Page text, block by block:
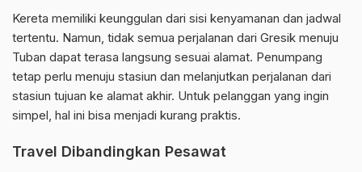
Kereta memiliki keunggulan dari sisi kenyamanan dan jadwal
tertentu. Namun, tidak semua perjalanan dari Gresik menuju
Tuban dapat terasa langsung sesuai alamat. Penumpang
tetap perlu menuju stasiun dan melanjutkan perjalanan dari
stasiun tujuan ke alamat akhir. Untuk pelanggan yang ingin
simpel, hal ini bisa menjadi kurang praktis.
Travel Dibandingkan Pesawat